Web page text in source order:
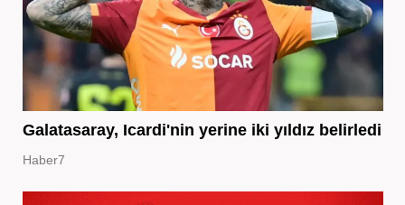
Galatasaray, Icardi'nin yerine iki yıldız belirledi
Haber7